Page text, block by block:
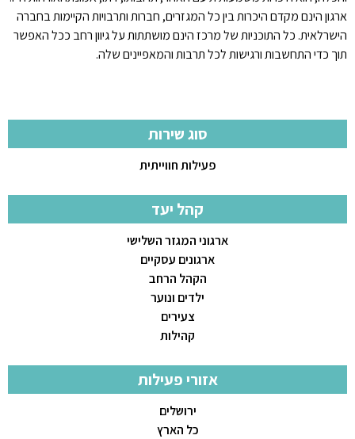
ארגון הינם מקדם היכרות בין כל המגזרים, חברות ותרבויות הקיימות בחברה
הישרלאית. כל התוכניות של מרכז הינם מושתתות על גיוון רחב ככל האפשר
תוך כדי התחשבות ורגישות לכל תרבות והמאפיינים שלה.
סוג שירות
פעילות חווייתית
קהל יעד
ארגוני המגזר השלישי
ארגונים עסקיים
הקהל הרחב
ילדים ונוער
צעירים
קהילות
אזורי פעילות
ירושלים
כל הארץ